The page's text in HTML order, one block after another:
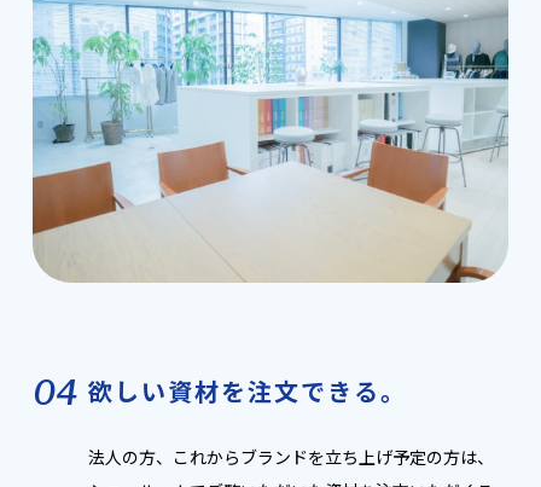
04 欲しい資材を注文できる。
法人の方、これからブランドを立ち上げ予定の方は、